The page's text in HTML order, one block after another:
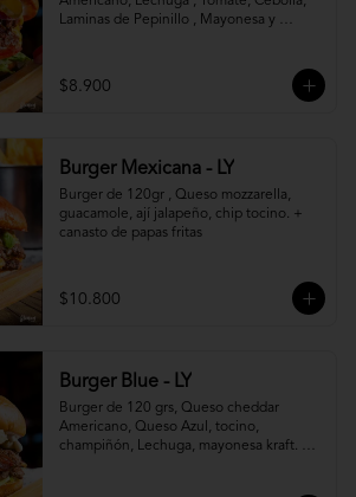
Laminas de Pepinillo , Mayonesa y
$8.900
Burger Mexicana - LY
Burger de 120gr , Queso mozzarella,
guacamole, ají jalapeño, chip tocino. +
canasto de papas fritas
$10.800
Burger Blue - LY
Burger de 120 grs, Queso cheddar
Americano, Queso Azul, tocino,
champiñón, Lechuga, mayonesa kraft. +